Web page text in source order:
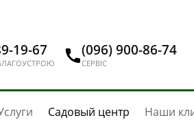
19-67 (096) 900-86-74
СЕРВІС
Садовый центр Наши